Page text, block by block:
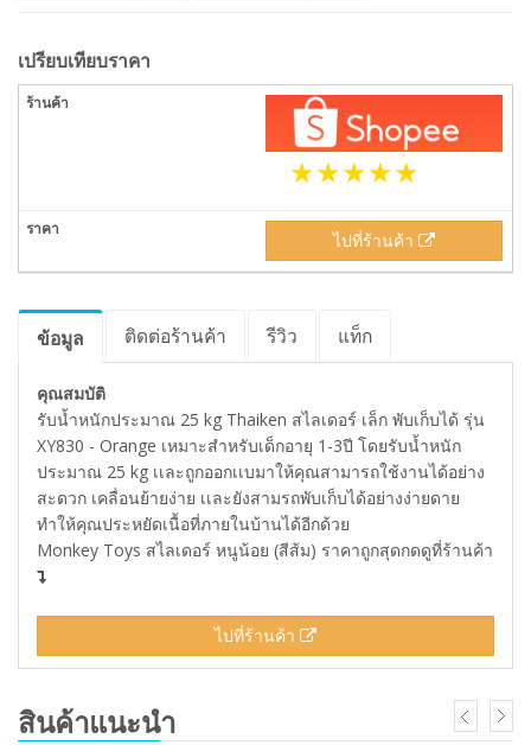
เปรียบเทียบราคา
ไปที่ร้านค้า
ข้อมูล ติดต่อร้านค้า รีวิว แท็ก
คุณสมบัติ
รับน้ำหนักประมาณ 25 kg Thaiken สไลเดอร์ เล็ก พับเก็บได้ รุ่น
XY830 - Orange เหมาะสำหรับเด็กอายุ 1-3ปี โดยรับน้ำหนัก
ประมาณ 25 kg เเละถูกออกเเบมาให้คุณสามารถใช้งานได้อย่าง
สะดวก เคลื่อนย้ายง่าย เเละยังสามรถพับเก็บได้อย่างง่ายดาย
ทำให้คุณประหยัดเนื้อที่ภายในบ้านได้อีกด้วย
Monkey Toys สไลเดอร์ หนูน้อย (สีส้ม) ราคาถูกสุดกดดูที่ร้านค้า
ไปที่ร้านค้า
สินค้าแนะนำ